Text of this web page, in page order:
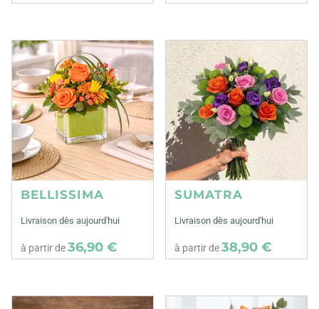
BELLISSIMA
Livraison dès aujourd'hui
à partir de36,90 €
SUMATRA
Livraison dès aujourd'hui
à partir de38,90 €